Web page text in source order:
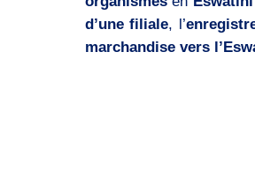
d’une filiale, l’
marchandise vers